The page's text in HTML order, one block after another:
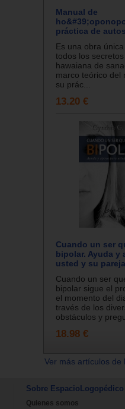
Manual de
práctica de
Es una obra
todos los
hawaiana de
marco teórico del
su prác...
13.20 €
Cuando un ser
bipolar. Ayuda y
usted y su pareja
Cuando un ser
bipolar sigue el
el momento del
través de los
obstáculos y
18.98 €
Ver más artículos
Sobre EspacioLogopédico
Quienes somos